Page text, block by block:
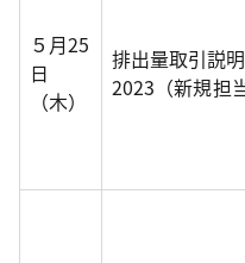
５月25
日
（木）
排出量取引説
2023（新規担